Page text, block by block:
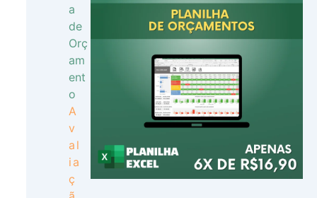
a
de
Orç
am
ent
o
A
v
al
ia
ç